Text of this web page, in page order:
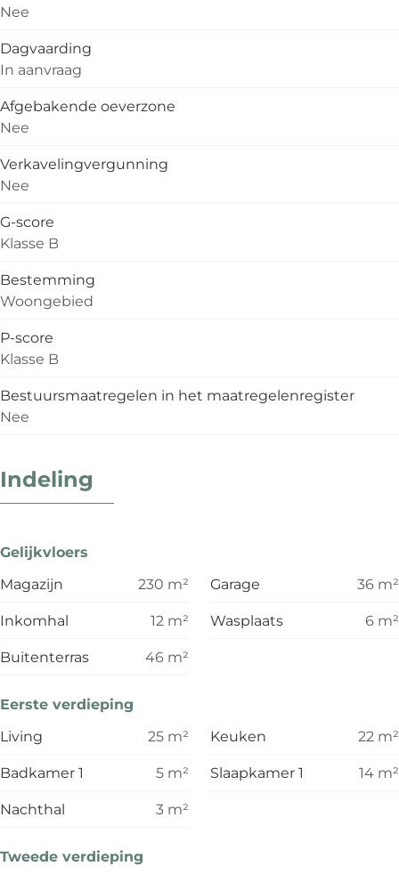
Nee
Dagvaarding
In aanvraag
Afgebakende oeverzone
Nee
Verkavelingvergunning
Nee
G-score
Klasse B
Bestemming
Woongebied
P-score
Klasse B
Bestuursmaatregelen in het maatregelenregister
Nee
Indeling
Gelijkvloers
Magazijn
230 m² Garage 36 m²
Inkomhal
12 m² Wasplaats 6 m²
Buitenterras
46 m²
Eerste verdieping
Living
25 m² Keuken 22 m²
Badkamer 1
5 m² Slaapkamer 1 14 m²
Nachthal
3 m²
Tweede verdieping